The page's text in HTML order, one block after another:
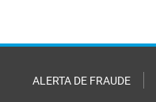
ALERTA DE FRAUDE